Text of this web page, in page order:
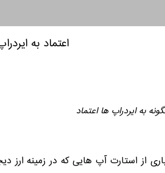
به ایردراپ ها اعتماد
از استارت آپ هایی که در زمینه ارز